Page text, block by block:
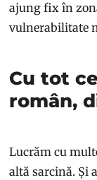
ajung fix în
vulnerabilitate
Cu tot
român,
Lucrăm cu
altă sarcină. Și